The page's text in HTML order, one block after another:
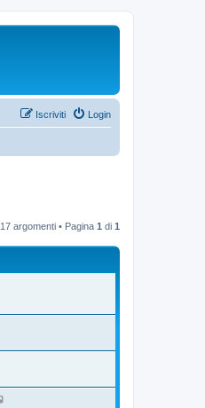
Login
Iscriviti
17 argomenti • Pagina 1 di 1